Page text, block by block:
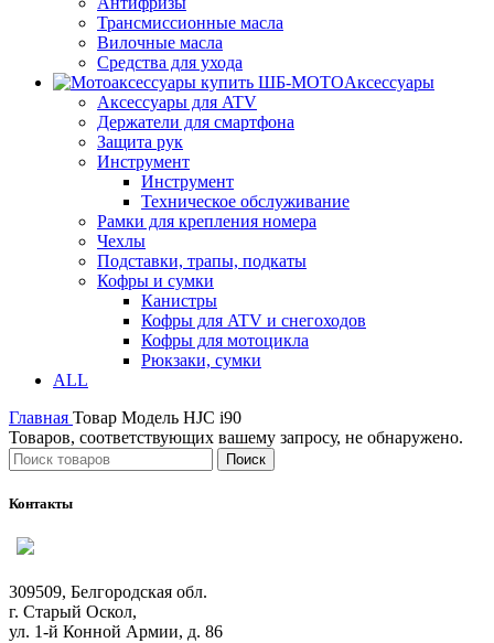
Трансмиссионные масла
Вилочные масла
Средства для ухода
Аксессуары
Аксессуары для ATV
Держатели для смартфона
Защита рук
Инструмент
Инструмент
Техническое обслуживание
Рамки для крепления номера
Чехлы
Подставки, трапы, подкаты
Кофры и сумки
Канистры
Кофры для ATV и снегоходов
Кофры для мотоцикла
Рюкзаки, сумки
ALL
Главная Товар Модель HJC i90
Товаров, соответствующих вашему запросу, не обнаружено.
Поиск
Контакты
309509, Белгородская обл.
г. Старый Оскол,
ул. 1-й Конной Армии, д. 86